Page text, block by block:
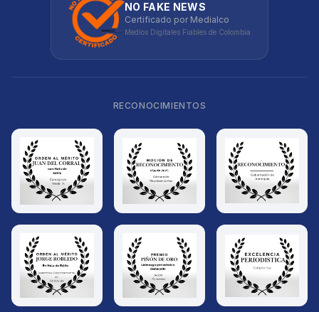
NO FAKE NEWS
Certificado por Medialco
Medios Digitales Fiables de Colombia
RECONOCIMIENTOS